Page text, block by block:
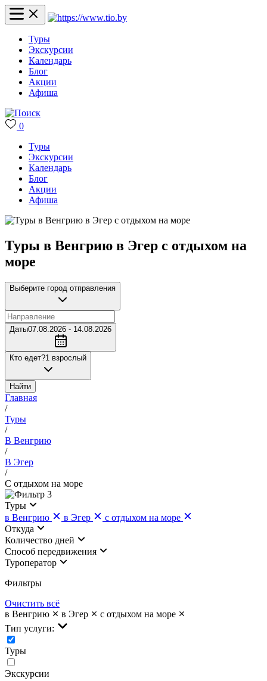
Туры
Экскурсии
Календарь
Блог
Акции
Афиша
0
Туры
Экскурсии
Календарь
Блог
Акции
Афиша
Туры в Венгрию в Эгер с отдыхом на
море
Выберите город отправления
Даты07.08.2026 - 14.08.2026
Кто едет?1 взрослый
Найти
Главная
/
Туры
/
В Венгрию
/
В Эгер
/
С отдыхом на море
3
Туры
в Венгрию
в Эгер
с отдыхом на море
Откуда
Количество дней
Cпособ передвижения
Туроператор
Фильтры
Очистить всё
в Венгрию
в Эгер
с отдыхом на море
Тип услуги:
Туры
Экскурсии